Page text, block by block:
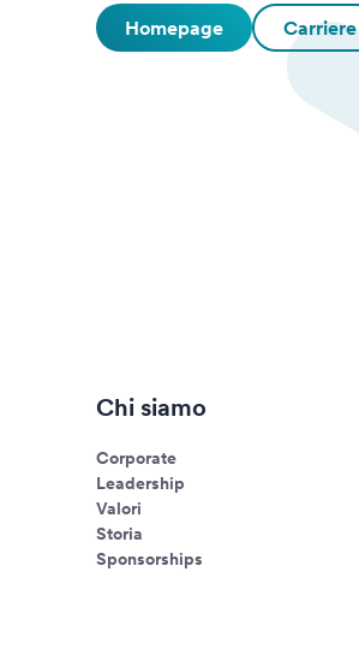
Homepage Carriere
Chi siamo
Corporate
Leadership
Valori
Storia
Sponsorships